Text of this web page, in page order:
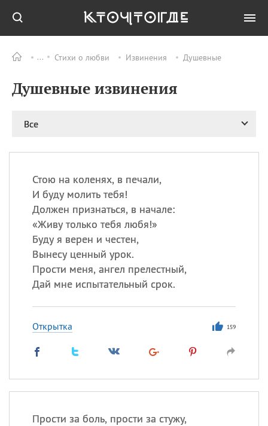
Стихи о любви Извинения Душевные
Душевные извинения
Все
Стою на коленях, в печали,
И буду молить тебя!
Должен признаться, в начале:
«Живу только тебя любя!»
Буду я верен и честен,
Вынесу ценный урок.
Прости меня, ангел прелестный,
Дай мне испытательный срок.
Открытка 159
Прости за боль, прости за стужу,
ПРАЗДНИКИ
06.08 Преображение
Бориса и Глеба, во
Романа и Давида
07.08
мучеников
07.08 Национальный день
07.08
Бояка
ИМЕНА
Все
Сегодня празднуют именины
,Еще